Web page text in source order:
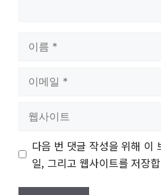
트
다음 번 댓글 작성을 위해 이
일, 그리고 웹사이트를 저장